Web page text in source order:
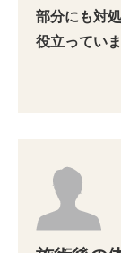
部分にも対
役立っていま